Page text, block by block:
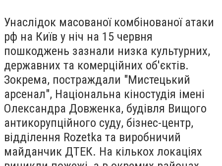
Унаслідок масованої комбінованої атаки
рф на Київ у ніч на 15 червня
пошкоджень зазнали низка культурних,
державних та комерційних об'єктів.
Зокрема, постраждали "Мистецький
арсенал", Національна кіностудія імені
Олександра Довженка, будівля Вищого
антикорупційного суду, бізнес-центр,
відділення Rozetka та виробничий
майданчик ДТЕК. На кількох локаціях